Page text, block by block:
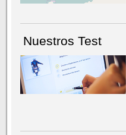
Nuestros Test